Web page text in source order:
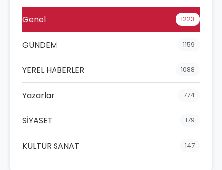
Genel 1223
GÜNDEM 1159
YEREL HABERLER 1088
Yazarlar 774
SİYASET 179
KÜLTÜR SANAT 147